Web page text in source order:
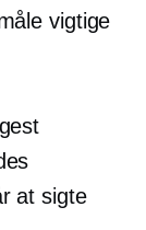
vigtige
at sigte